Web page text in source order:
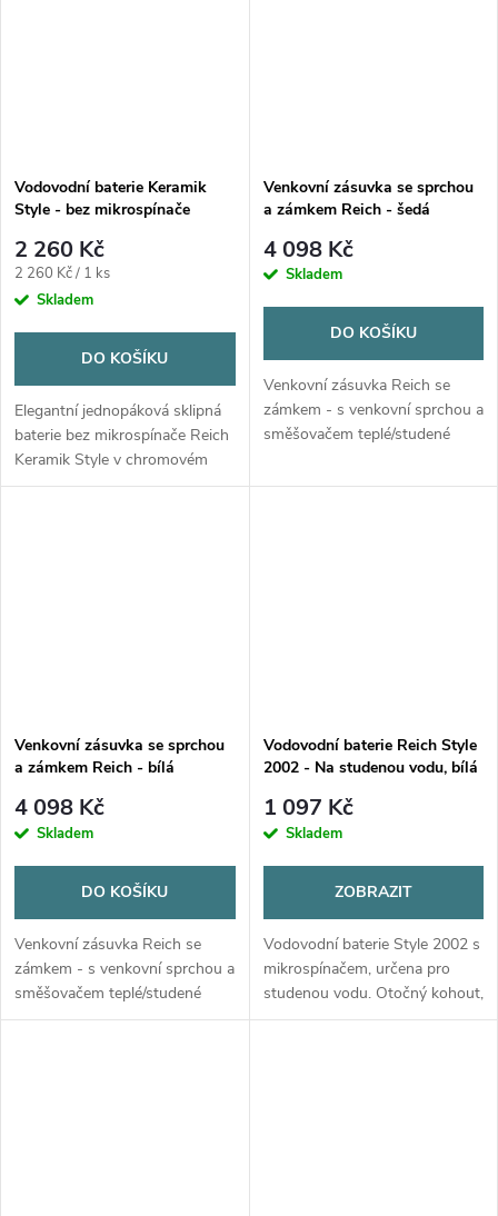
Vodovodní baterie Keramik
Style - bez mikrospínače
2 260 Kč
Měrná
cena:
2 260 Kč / 1 ks
Skladem
DO KOŠÍKU
Elegantní jednopáková sklipná
baterie bez mikrospínače Reich
Keramik Style v chromovém
provedení pro karavany a
Venkovní zásuvka se sprchou
a zámkem Reich - šedá
4 098 Kč
Skladem
DO KOŠÍKU
Venkovní zásuvka Reich se
zámkem - s venkovní sprchou a
směšovačem teplé/studené
Charisma, hadice Carletta. Pro
Venkovní zásuvka se sprchou
a zámkem Reich - bílá
4 098 Kč
Skladem
DO KOŠÍKU
Venkovní zásuvka Reich se
zámkem - s venkovní sprchou a
směšovačem teplé/studené
vody. Sprchová baterie
Vodovodní baterie Reich Style
2002 - Na studenou vodu, bílá
1 097 Kč
Skladem
ZOBRAZIT
Vodovodní baterie Style 2002 s
mikrospínačem, určena pro
studenou vodu. Otočný kohout,
bílá barva, vhodná pro různé